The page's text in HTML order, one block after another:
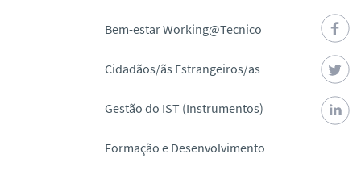
Bem-estar Working@Tecnico
Cidadãos/ãs Estrangeiros/as
Gestão do IST (Instrumentos)
Formação e Desenvolvimento